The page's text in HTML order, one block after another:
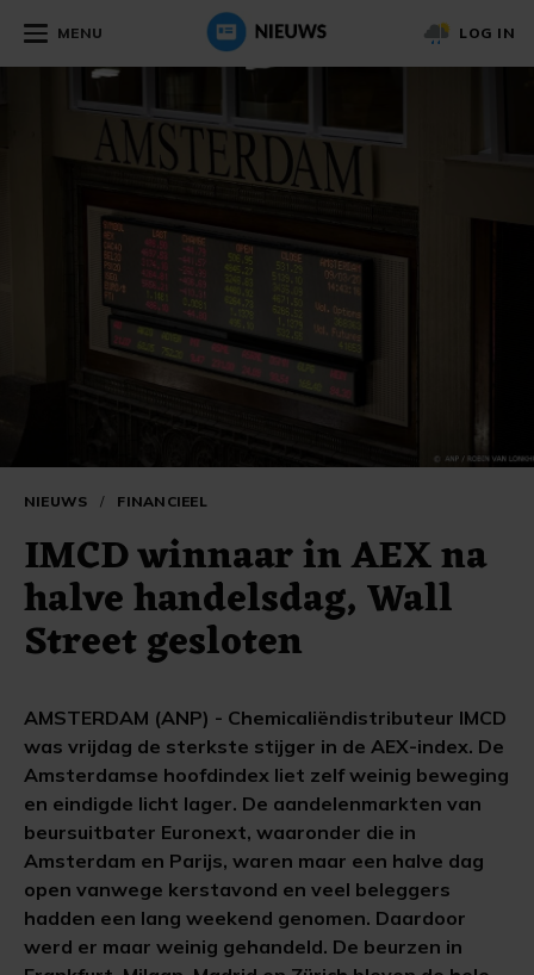
MENU LOG IN
NIEUWS / FINANCIEEL
IMCD winnaar in AEX na
halve handelsdag, Wall
Street gesloten
AMSTERDAM (ANP) - Chemicaliëndistributeur IMCD
was vrijdag de sterkste stijger in de AEX-index. De
Amsterdamse hoofdindex liet zelf weinig beweging
en eindigde licht lager. De aandelenmarkten van
beursuitbater Euronext, waaronder die in
Amsterdam en Parijs, waren maar een halve dag
open vanwege kerstavond en veel beleggers
hadden een lang weekend genomen. Daardoor
werd er maar weinig gehandeld. De beurzen in